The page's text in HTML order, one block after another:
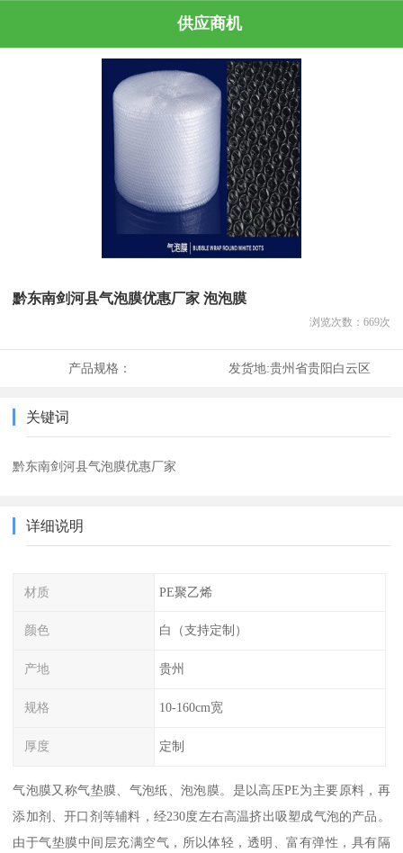
供应商机
黔东南剑河县气泡膜优惠厂家 泡泡膜
浏览次数： 669次
产品规格： 发货地:贵州省贵阳白云区
关键词
黔东南剑河县气泡膜优惠厂家
详细说明
材质 PE聚乙烯
颜色 白（支持定制）
产地 贵州
规格 10-160cm宽
厚度 定制
气泡膜又称气垫膜、气泡纸、泡泡膜。是以高压PE为主要原料，再
添加剂、开口剂等辅料，经230度左右高温挤出吸塑成气泡的产品。
由于气垫膜中间层充满空气，所以体轻，透明、富有弹性，具有隔